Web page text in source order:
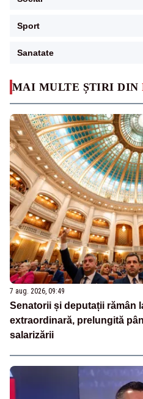
MAI MULTE ȘTIRI DIN
7 aug. 2026, 09:49
Senatorii și deputații rămân
extraordinară, prelungită
salarizării
Sport
Sanatate